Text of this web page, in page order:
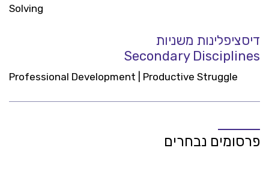
Solving
דיסציפלינות משניות
Secondary Disciplines
Professional Development | Productive Struggle
פרסומים נבחרים